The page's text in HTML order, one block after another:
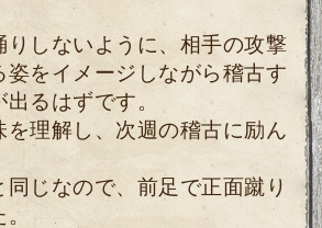
りしないように、相手の攻撃
姿をイメージしながら稽古す
るはずです。
を理解し、次週の稽古に励ん
同じなので、前足で正面蹴り